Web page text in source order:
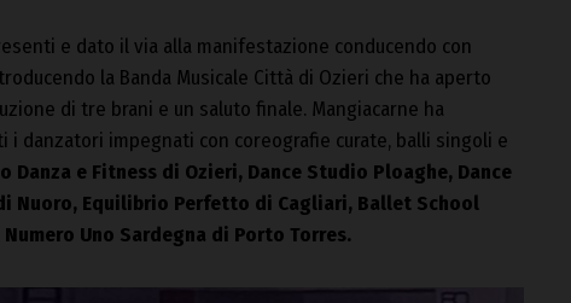
e dato il via alla manifestazione conducendo con
la Banda Musicale Città di Ozieri che ha aperto
di tre brani e un saluto finale. Mangiacarne ha
danzatori impegnati con coreografie curate, balli singoli e
Danza e Fitness di Ozieri, Dance Studio Ploaghe, Dance
Nuoro, Equilibrio Perfetto di Cagliari, Ballet School
Uno Sardegna di Porto Torres.